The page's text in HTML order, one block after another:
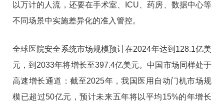
以万计的人流，还要在手术室、ICU、药房、数据中心等
不同场景中实施差异化的准入管控。
全球医院安全系统市场规模预计在2024年达到128.1亿美
元，到2033年将增长至397.4亿美元。中国市场同样处于
高速增长通道：截至2025年，我国医用自动门机市场规
模已超过50亿元，预计未来五年将以平均15%的年增长